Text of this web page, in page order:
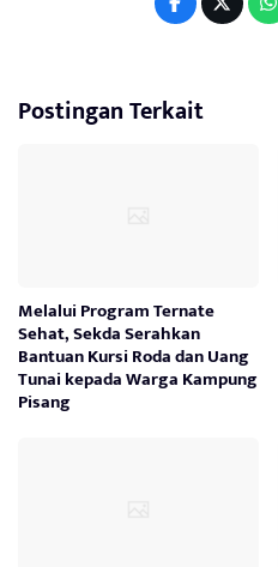
Postingan Terkait
Melalui Program Ternate
Sehat, Sekda Serahkan
Bantuan Kursi Roda dan Uang
Tunai kepada Warga Kampung
Pisang